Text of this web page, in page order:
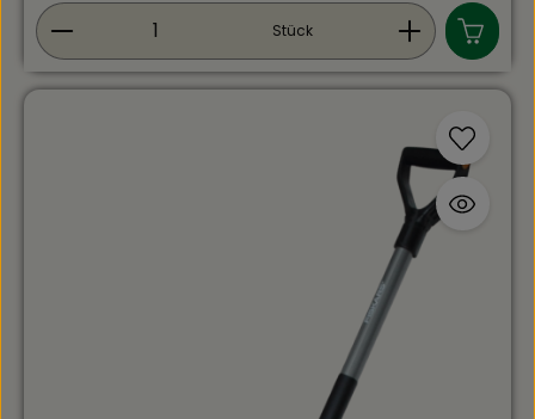
Produkt Anzahl: Gib den gewünschten Wert
Stück